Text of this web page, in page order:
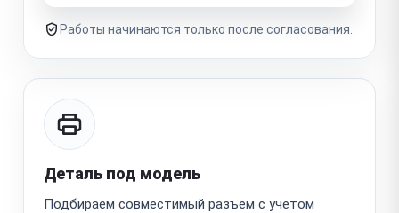
Работы начинаются только после согласования.
Деталь под модель
Подбираем совместимый разъем с учетом